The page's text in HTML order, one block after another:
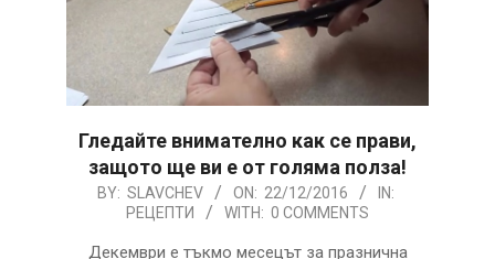
Гледайте внимателно как се прави,
защото ще ви е от голяма полза!
2016-BY: SLAVCHEV ON: 22/12/2016
IN:
РЕЦЕПТИ
WITH: 0 COMMENTS
Декември е тъкмо месецът за празнична